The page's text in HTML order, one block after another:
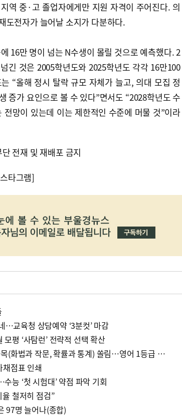
역 중·고 졸업자에게만 지원 자격이 주어진다. 의
도전자가 늘어날 소지가 다분하다.
16만 명이 넘는 N수생이 몰릴 것으로 예측했다. 2
긴 것은 2005학년도와 2025학년도 각각 16만100
“올해 정시 탈락 규모 자체가 늘고, 의대 모집 정
증가 요인으로 볼 수 있다”면서도 “2028학년도 수
망이 있는데 이는 제한적인 수준에 머물 것”이라
전재 및 재배포 금지
타그램]
…교육청 상담예약 ‘3분컷’ 마감
평 ‘사탐런’ 전략적 선택 확산
‘사탐런’ 속 국어·수학도 쉬운 과목(화법과 작문, 확률과 통계) 쏠림…영어 1등급 고작 4.13%
점표 인쇄
능 ‘첫 시험대’ 약점 파악 기회
철저히 점검”
97명 늘어나(종합)